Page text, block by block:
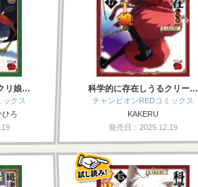
リ娘…
ックス
ひろ
科学的に存在しうるクリー…
チャンピオンREDコミックス
KAKERU
発売日：2025.12.19